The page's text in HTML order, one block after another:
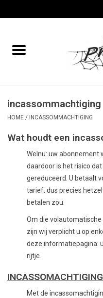
Home
DVD's en CD's
Rare Dingetjes-reeks
Bemoste Beeld-prijswinnaars
incassommachtiging
HOME / INCASSOMMACHTIGING
Wat houdt een
Welnu: uw abonnement
daardoor is het risico
gereduceerd. U betaalt
tarief, dus precies
betalen zou.
Om die
zijn wij verplicht u op
deze informatiepagina:
rijtje.
INCASSOMACHTIGING
Met de